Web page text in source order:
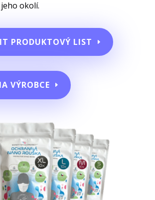
okolí.
PRODUKTOVÝ LIST
VÝROBCE